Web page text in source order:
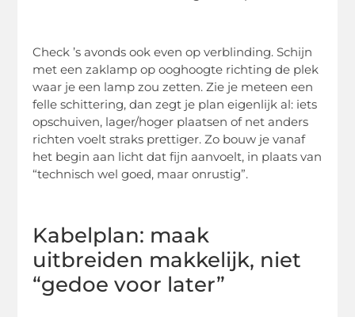
Check ’s avonds ook even op verblinding. Schijn
met een zaklamp op ooghoogte richting de plek
waar je een lamp zou zetten. Zie je meteen een
felle schittering, dan zegt je plan eigenlijk al: iets
opschuiven, lager/hoger plaatsen of net anders
richten voelt straks prettiger. Zo bouw je vanaf
het begin aan licht dat fijn aanvoelt, in plaats van
“technisch wel goed, maar onrustig”.
Kabelplan: maak
uitbreiden makkelijk, niet
“gedoe voor later”